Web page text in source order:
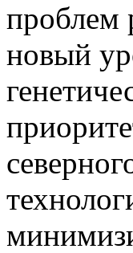
проблем
новый